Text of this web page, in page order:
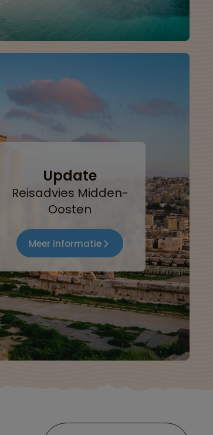
Update
Reisadvies Midden-
Oosten
Meer informatie